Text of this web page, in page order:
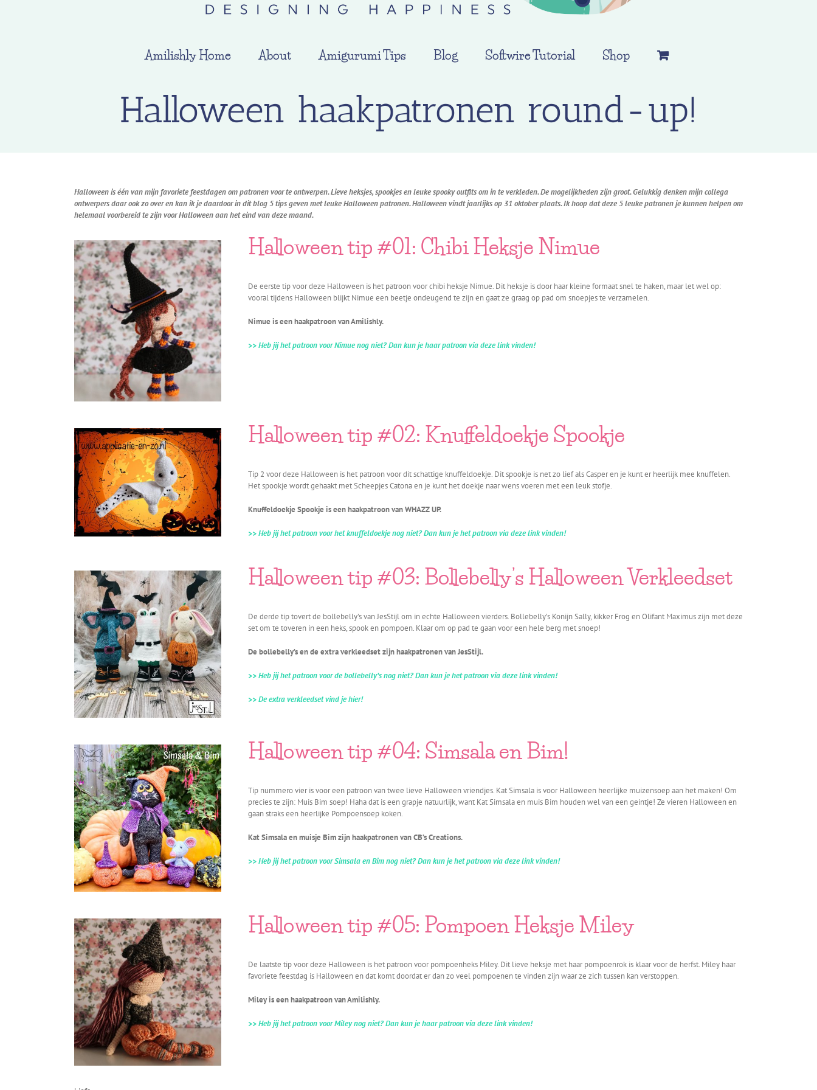
Amilishly Home About Amigurumi Tips Blog Softwire Tutorial Shop
Halloween haakpatronen round-up!
Halloween is één van mijn favoriete feestdagen om patronen voor te ontwerpen. Lieve heksjes, spookjes en leuke spooky outfits om in te verkleden. De mogelijkheden zijn groot. Gelukkig denken mijn collega
ontwerpers daar ook zo over en kan ik je daardoor in dit blog 5 tips geven met leuke Halloween patronen. Halloween vindt jaarlijks op 31 oktober plaats. Ik hoop dat deze 5 leuke patronen je kunnen helpen om
helemaal voorbereid te zijn voor Halloween aan het eind van deze maand.
Halloween tip #01: Chibi Heksje Nimue
De eerste tip voor deze Halloween is het patroon voor chibi heksje Nimue. Dit heksje is door haar kleine formaat snel te haken, maar let wel op:
vooral tijdens Halloween blijkt Nimue een beetje ondeugend te zijn en gaat ze graag op pad om snoepjes te verzamelen.
Nimue is een haakpatroon van Amilishly.
>> Heb jij het patroon voor Nimue nog niet? Dan kun je haar patroon via deze link vinden!
Halloween tip #02: Knuffeldoekje Spookje
Tip 2 voor deze Halloween is het patroon voor dit schattige knuffeldoekje. Dit spookje is net zo lief als Casper en je kunt er heerlijk mee knuffelen.
Het spookje wordt gehaakt met Scheepjes Catona en je kunt het doekje naar wens voeren met een leuk stofje.
Knuffeldoekje Spookje is een haakpatroon van WHAZZ UP.
>> Heb jij het patroon voor het knuffeldoekje nog niet? Dan kun je het patroon via deze link vinden!
Halloween tip #03: Bollebelly’s Halloween Verkleedset
De derde tip tovert de bollebelly’s van JesStijl om in echte Halloween vierders. Bollebelly’s Konijn Sally, kikker Frog en Olifant Maximus zijn met deze
set om te toveren in een heks, spook en pompoen. Klaar om op pad te gaan voor een hele berg met snoep!
De bollebelly’s en de extra verkleedset zijn haakpatronen van JesStijl.
>> Heb jij het patroon voor de bollebelly’s nog niet? Dan kun je het patroon via deze link vinden!
>> De extra verkleedset vind je hier!
Halloween tip #04: Simsala en Bim!
Tip nummero vier is voor een patroon van twee lieve Halloween vriendjes. Kat Simsala is voor Halloween heerlijke muizensoep aan het maken! Om
precies te zijn: Muis Bim soep! Haha dat is een grapje natuurlijk, want Kat Simsala en muis Bim houden wel van een geintje! Ze vieren Halloween en
gaan straks een heerlijke Pompoensoep koken.
Kat Simsala en muisje Bim zijn haakpatronen van CB’s Creations.
>> Heb jij het patroon voor Simsala en Bim nog niet? Dan kun je het patroon via deze link vinden!
Halloween tip #05: Pompoen Heksje Miley
De laatste tip voor deze Halloween is het patroon voor pompoenheks Miley. Dit lieve heksje met haar pompoenrok is klaar voor de herfst. Miley haar
favoriete feestdag is Halloween en dat komt doordat er dan zo veel pompoenen te vinden zijn waar ze zich tussen kan verstoppen.
Miley is een haakpatroon van Amilishly.
>> Heb jij het patroon voor Miley nog niet? Dan kun je haar patroon via deze link vinden!